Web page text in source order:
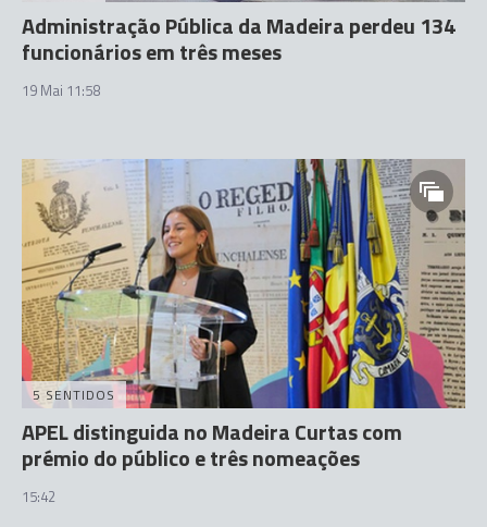
Administração Pública da Madeira perdeu 134
funcionários em três meses
19 Mai 11:58
5 SENTIDOS
APEL distinguida no Madeira Curtas com
prémio do público e três nomeações
15:42